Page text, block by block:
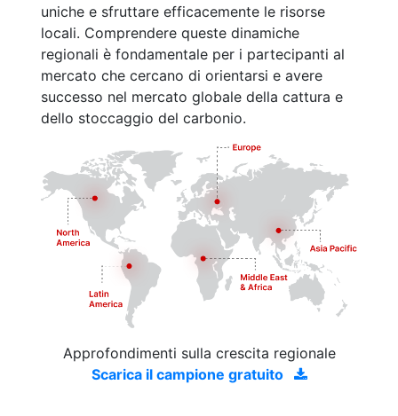
uniche e sfruttare efficacemente le risorse
locali. Comprendere queste dinamiche
regionali è fondamentale per i partecipanti al
mercato che cercano di orientarsi e avere
successo nel mercato globale della cattura e
dello stoccaggio del carbonio.
Approfondimenti sulla crescita regionale
Scarica il campione gratuito